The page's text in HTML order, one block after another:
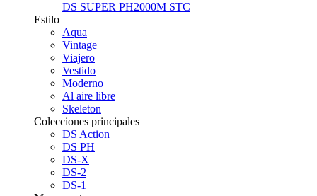
DS SUPER PH2000M STC
Estilo
Aqua
Vintage
Viajero
Vestido
Moderno
Al aire libre
Skeleton
Colecciones principales
DS Action
DS PH
DS-X
DS-2
DS-1